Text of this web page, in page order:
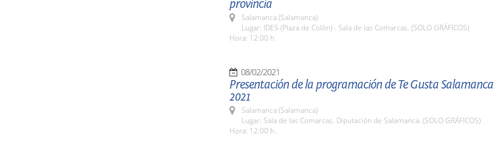
provincia
Salamanca (Salamanca)
Lugar: IDES (Plaza de Colón) - Sala de las Comarcas. (SOLO GRÁFICOS)
Hora: 12:00 h.
08/02/2021
Presentación de la programación de Te Gusta Salamanca
2021
Salamanca (Salamanca)
Lugar: Sala de las Comarcas. Diputación de Salamanca. (SOLO GRÁFICOS)
Hora: 12:00 h.